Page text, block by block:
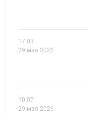
17.03
29 мая 2026
10.07
29 мая 2026